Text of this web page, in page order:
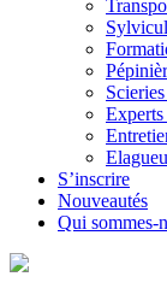
Experts
S’inscrire
Nouveautés
Qui sommes-